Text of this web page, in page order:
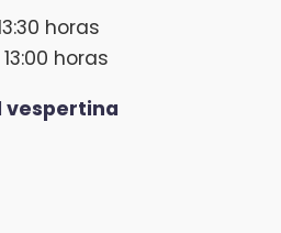
horas
horas
vespertina